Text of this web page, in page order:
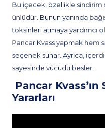
Bu içecek, özellikle
ünlüdür. Bunun yanında
toksinleri atmaya yardımcı
Pancar Kvass yapmak hem
seçenek sunar. Ayrıca,
sayesinde vücudu besler.
Pancar Kvass’ın
Yararları